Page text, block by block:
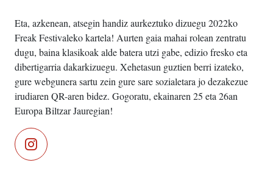
Eta, azkenean, atsegin handiz aurkeztuko dizuegu 2022ko
Freak Festivaleko kartela! Aurten gaia mahai rolean zentratu
dugu, baina klasikoak alde batera utzi gabe, edizio fresko eta
dibertigarria dakarkizuegu. Xehetasun guztien berri izateko,
gure webgunera sartu zein gure sare sozialetara jo dezakezue
irudiaren QR-aren bidez. Gogoratu, ekainaren 25 eta 26an
Europa Biltzar Jauregian!